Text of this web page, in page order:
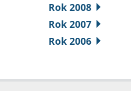
Rok 2008
Rok 2007
Rok 2006